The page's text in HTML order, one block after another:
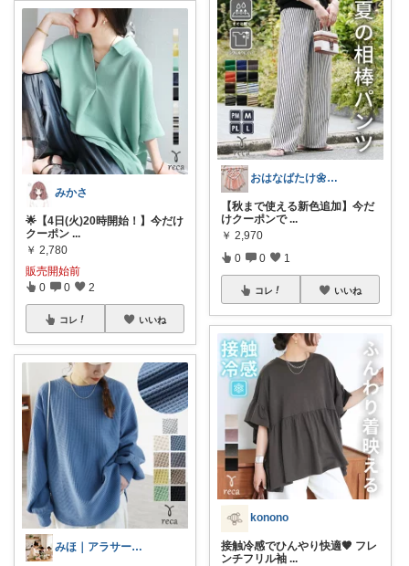
みかさ
🌟【4日(火)20時開始！】今だけ
クーポン ...
￥ 2,780
販売開始前
0 0 2
コレ いいね
みほ｜アラサー主婦｜共働き｜2児育児中
おはなばたけ🌼低浮上で再開🙇‍♀️
​【秋まで使える新色追加】今だ
けクーポンで ...
￥ 2,970
0 0 1
コレ いいね
konono
接触冷感でひんやり快適🤎 フレ
ンチフリル袖 ...